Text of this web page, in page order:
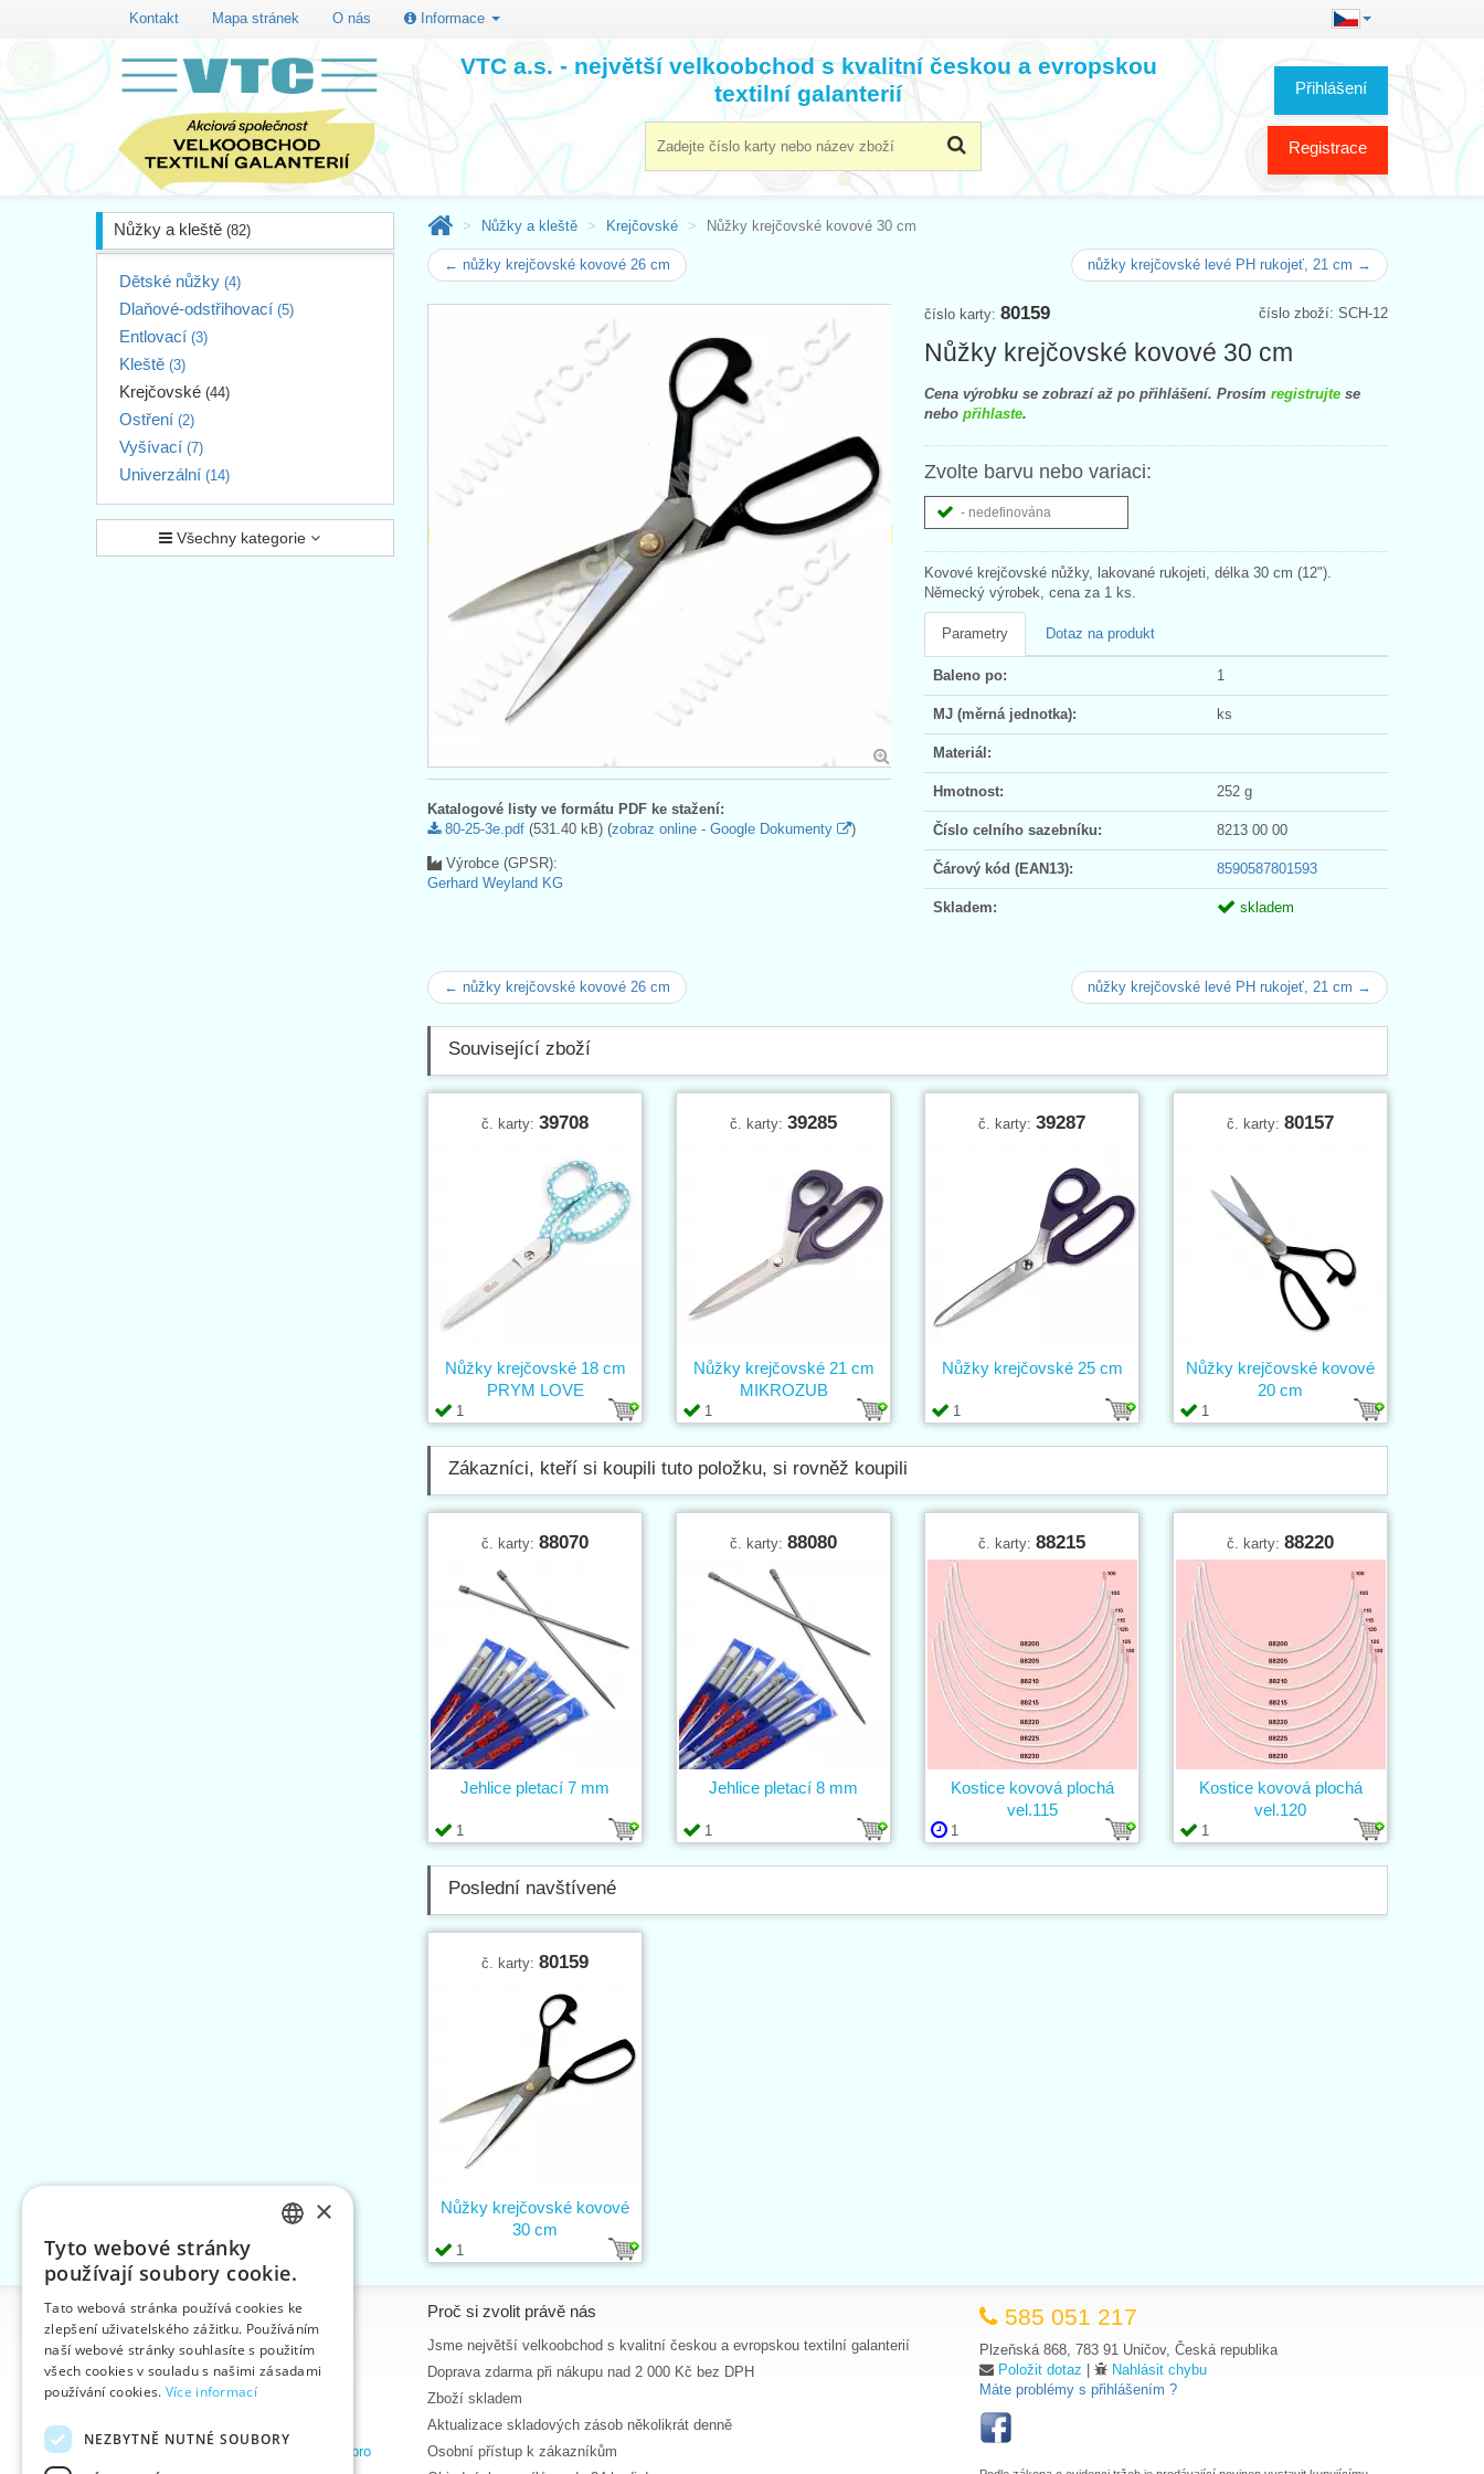
Kontakt Mapa stránek O nás Informace
Přihlášení
Registrace
VTC a.s. - největší velkoobchod s kvalitní českou a evropskou
textilní galanterií
Nůžky a kleště (82)
Dětské nůžky (4)
Dlaňové-odstřihovací (5)
Entlovací (3)
Kleště (3)
Krejčovské (44)
Ostření (2)
Vyšívací (7)
Univerzální (14)
Všechny kategorie
Nůžky a kleště Krejčovské Nůžky krejčovské kovové 30 cm
← nůžky krejčovské kovové 26 cm nůžky krejčovské levé PH rukojeť, 21 cm →
číslo zboží: SCH-12
číslo karty: 80159
Nůžky krejčovské kovové 30 cm
Cena výrobku se zobrazí až po přihlášení. Prosím registrujte se
nebo přihlaste.
Zvolte barvu nebo variaci:
- nedefinována
Kovové krejčovské nůžky, lakované rukojeti, délka 30 cm (12").
Německý výrobek, cena za 1 ks.
Parametry Dotaz na produkt
Baleno po: 1
MJ (měrná jednotka): ks
Materiál:
Hmotnost: 252 g
Číslo celního sazebníku: 8213 00 00
Čárový kód (EAN13): 8590587801593
Skladem: skladem
Katalogové listy ve formátu PDF ke stažení:
80-25-3e.pdf (531.40 kB) (zobraz online - Google Dokumenty )
Výrobce (GPSR):
Gerhard Weyland KG
← nůžky krejčovské kovové 26 cm nůžky krejčovské levé PH rukojeť, 21 cm →
Související zboží
č. karty: 39708
1
Nůžky krejčovské 18 cm
PRYM LOVE
č. karty: 39285
1
Nůžky krejčovské 21 cm
MIKROZUB
č. karty: 39287
1
Nůžky krejčovské 25 cm
č. karty: 80157
1
Nůžky krejčovské kovové
20 cm
Zákazníci, kteří si koupili tuto položku, si rovněž koupili
č. karty: 88070
1
Jehlice pletací 7 mm
č. karty: 88080
1
Jehlice pletací 8 mm
č. karty: 88215
1
Kostice kovová plochá
vel.115
č. karty: 88220
1
Kostice kovová plochá
vel.120
Poslední navštívené
č. karty: 80159
1
Nůžky krejčovské kovové
30 cm
Informace
Úvodní strana
Kontakt
Mapa stránek
Obchodní podmínky e-shopu VTC, a.s. pro
zákazníky z České republiky
Proč si zvolit právě nás
Jsme největší velkoobchod s kvalitní českou a evropskou textilní galanterií
Doprava zdarma při nákupu nad 2 000 Kč bez DPH
Zboží skladem
Aktualizace skladových zásob několikrát denně
Osobní přístup k zákazníkům
585 051 217
Plzeňská 868, 783 91 Uničov, Česká republika
Položit dotaz |
Nahlásit chybu
Máte problémy s přihlášením ?
ENGLISH
GERMAN
×
Tyto webové stránky
používají soubory cookie.
Tato webová stránka používá cookies ke
zlepšení uživatelského zážitku. Používáním
naší webové stránky souhlasíte s použitím
všech cookies v souladu s našimi zásadami
používání cookies. Více informací
NEZBYTNĚ NUTNÉ SOUBORY